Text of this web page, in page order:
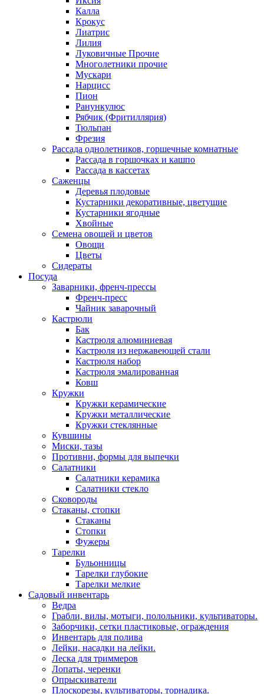
Калла
Крокус
Лиатрис
Лилия
Луковичные Прочие
Многолетники прочие
Мускари
Нарцисс
Пион
Ранункулюс
Рябчик (Фритиллярия)
Тюльпан
Фрезия
Рассада однолетников, горшечные комнатные
Рассада в горшочках и кашпо
Рассада в кассетах
Саженцы
Деревья плодовые
Кустарники декоративные, цветущие
Кустарники ягодные
Хвойные
Семена овощей и цветов
Овощи
Цветы
Сидераты
Посуда
Заварники, френч-прессы
Френч-пресс
Чайник заварочный
Кастрюли
Бак
Кастрюля алюминиевая
Кастрюля из нержавеющей стали
Кастрюля набор
Кастрюля эмалированная
Ковш
Кружки
Кружки керамические
Кружки металлические
Кружки стеклянные
Кувшины
Миски, тазы
Противни, формы для выпечки
Салатники
Салатники керамика
Салатники стекло
Сковороды
Стаканы, стопки
Стаканы
Стопки
Фужеры
Тарелки
Бульонницы
Тарелки глубокие
Тарелки мелкие
Садовый инвентарь
Ведра
Грабли, вилы, мотыги, полольники, культиваторы.
Заборчики, сетки пластиковые, ограждения
Инвентарь для полива
Лейки, насадки на лейки.
Леска для триммеров
Лопаты, черенки
Опрыскиватели
Плоскорезы, культиваторы, торнадика.